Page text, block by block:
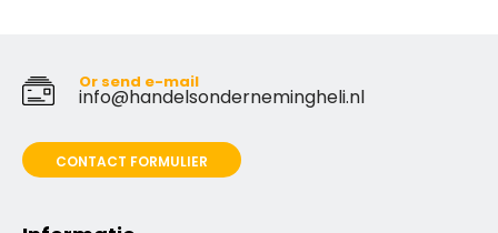
Or send e-mail
info@handelsondernemingheli.nl
CONTACT FORMULIER